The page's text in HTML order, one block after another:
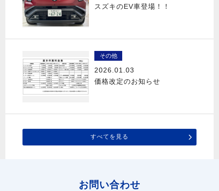
スズキのEV車登場！！
その他
2026.01.03
価格改定のお知らせ
すべてを見る
お問い合わせ